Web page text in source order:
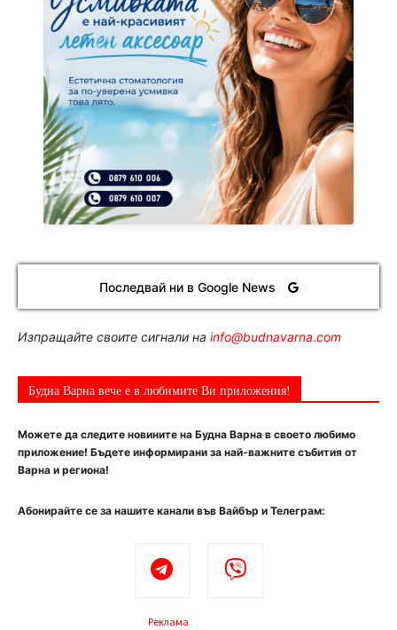
Последвай ни в Google News
Изпращайте своите сигнали на info@budnavarna.com
Будна Варна вече е в любимите Ви приложения!
Можете да следите новините на Будна Варна в своето любимо
приложение! Бъдете информирани за най-важните събития от
Варна и региона!
Абонирайте се за нашите канали във Вайбър и Телеграм:
Реклама